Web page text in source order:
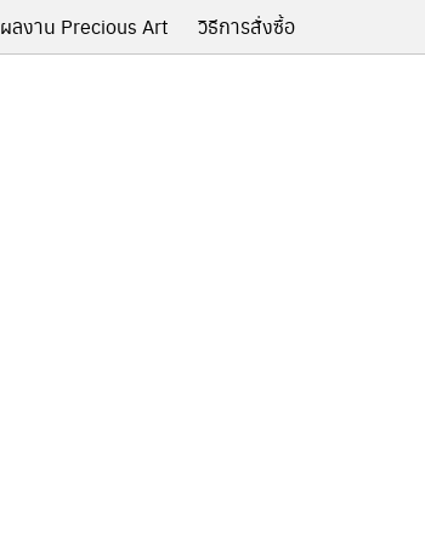
ผลงาน Precious Art วิธีการสั่งซื้อ